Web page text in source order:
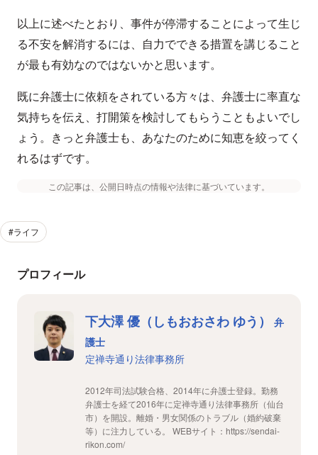
以上に述べたとおり、事件が停滞することによって生じ
る不安を解消するには、自力でできる措置を講じること
が最も有効なのではないかと思います。
既に弁護士に依頼をされている方々は、弁護士に率直な
気持ちを伝え、打開策を検討してもらうこともよいでし
ょう。きっと弁護士も、あなたのために知恵を絞ってく
れるはずです。
この記事は、公開日時点の情報や法律に基づいています。
#ライフ
プロフィール
下大澤 優（しもおおさわ ゆう）
弁
護士
定禅寺通り法律事務所
2012年司法試験合格、2014年に弁護士登録。勤務
弁護士を経て2016年に定禅寺通り法律事務所（仙台
市）を開設。離婚・男女関係のトラブル（婚約破棄
等）に注力している。 WEBサイト：https://sendai-
rikon.com/